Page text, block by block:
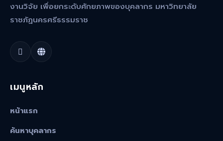
งานวิจัย เพื่อยกระดับศักยภาพของบุคลากร มหาวิทยาลัย
ราชภัฏนครศรีธรรมราช
เมนูหลัก
หน้าแรก
ค้นหาบุคลากร